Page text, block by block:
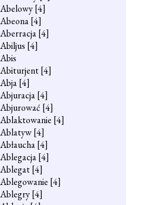
Abelowy[4]
Abeona[4]
Aberracja[4]
Abiljus [4]
Abis
Abiturjent[4]
Abja[4]
Abjuracja[4]
Abjurować [4]
Ablaktowanie [4]
Ablatyw[4]
Abłaucha[4]
Ablegacja[4]
Ablegat[4]
Ablegowanie [4]
Ablegry[4]